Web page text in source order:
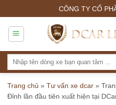
to
content
CÔNG TY CỔ
Tìm
kiếm:
Trang chủ » Tư vấn xe dcar »
Đỉnh lần đầu tiên xuất hiện tại